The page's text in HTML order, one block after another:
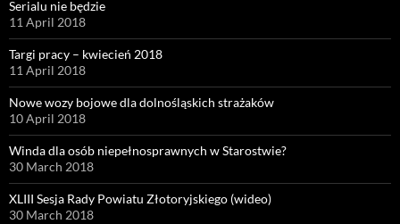
Serialu nie będzie
11 April 2018
Targi pracy – kwiecień 2018
11 April 2018
Nowe wozy bojowe dla dolnośląskich strażaków
10 April 2018
Winda dla osób niepełnosprawnych w Starostwie?
30 March 2018
XLIII Sesja Rady Powiatu Złotoryjskiego (wideo)
30 March 2018